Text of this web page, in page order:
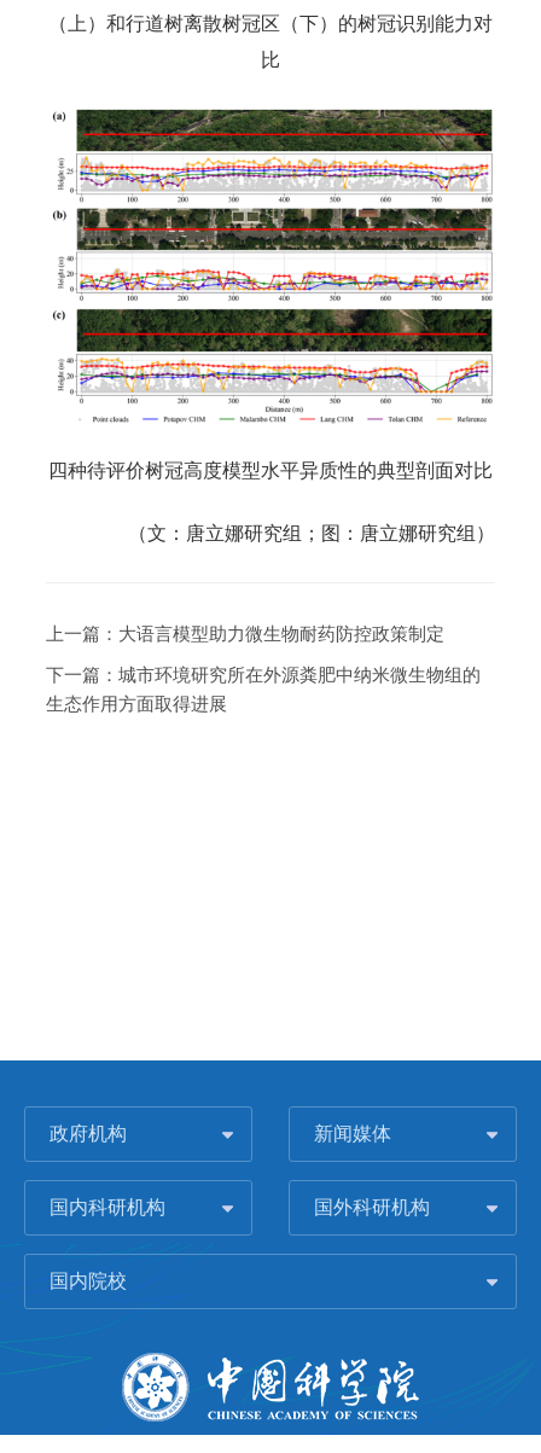
（上）和行道树离散树冠区（下）的树冠识别能力对
比
四种待评价树冠高度模型水平异质性的典型剖面对比
（文：唐立娜研究组；图：唐立娜研究组）
上一篇： 大语言模型助力微生物耐药防控政策制定
下一篇： 城市环境研究所在外源粪肥中纳米微生物组的
生态作用方面取得进展
政府机构 新闻媒体
国内科研机构 国外科研机构
国内院校